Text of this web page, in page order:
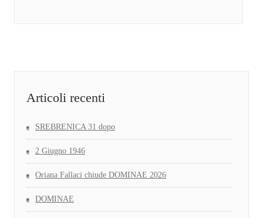
Articoli recenti
SREBRENICA 31 dopo
2 Giugno 1946
Oriana Fallaci chiude DOMINAE 2026
DOMINAE